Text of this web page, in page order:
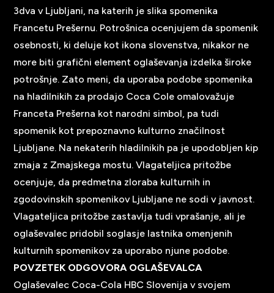
3dva v Ljubljani, na katerih je slika spomenika
Francetu Prešernu. Potrošnica ocenjujem da spomenik
osebnosti, ki deluje kot ikona slovenstva, nikakor ne
more biti grafični element oglaševanja izdelka široke
potrošnje. Zato meni, da uporaba podobe spomenika
na hladilnikih za prodajo Coca Cole omalovažuje
Franceta Prešerna kot narodni simbol, pa tudi
spomenik kot prepoznavno kulturno značilnost
Ljubljane. Na nekaterih hladilnikih pa je upodobljen kip
zmaja z Zmajskega mostu. Vlagateljica pritožbe
ocenjuje, da predmetna zloraba kulturnih in
zgodovinskih spomenikov Ljubljane ne sodi v javnost.
Vlagateljica pritožbe zastavlja tudi vprašanje, ali je
oglaševalec pridobil soglasje lastnika omenjenih
kulturnih spomenikov za uporabo njune podobe.
POVZETEK ODGOVORA OGLAŠEVALCA
Oglaševalec Coca-Cola HBC Slovenija v svojem